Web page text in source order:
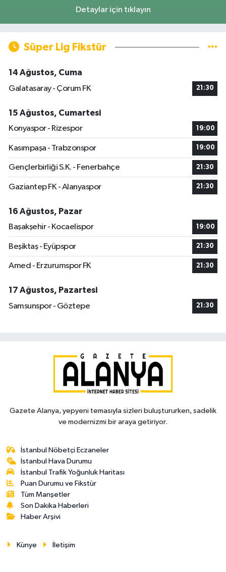
Detaylar için tıklayın
Süper Lig Fikstür
14 Ağustos, Cuma
Galatasaray - Çorum FK
21:30
15 Ağustos, Cumartesi
Konyaspor - Rizespor
19:00
Kasımpaşa - Trabzonspor 19:00
Gençlerbirliği S.K. - Fenerbahçe 21:30
Gaziantep FK - Alanyaspor 21:30
16 Ağustos, Pazar
Başakşehir - Kocaelispor
19:00
Beşiktaş - Eyüpspor 21:30
Amed - Erzurumspor FK 21:30
17 Ağustos, Pazartesi
Samsunspor - Göztepe
21:30
Gazete Alanya, yepyeni temasıyla sizleri buluştururken, sadelik
ve modernizmi bir araya getiriyor.
İstanbul Nöbetçi Eczaneler
İstanbul Hava Durumu
İstanbul Trafik Yoğunluk Haritası
Puan Durumu ve Fikstür
Tüm Manşetler
Son Dakika Haberleri
Haber Arşivi
Künye İletişim